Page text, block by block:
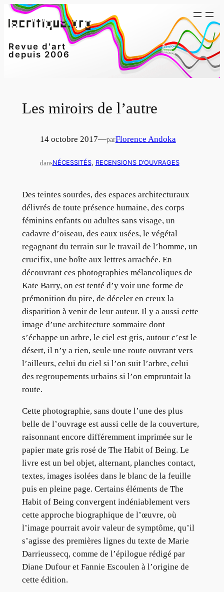
Aller
au
Revue d'art
depuis 2006
Les miroirs de l’autre
14 octobre 2017—parFlorence Andoka
dansNÉCESSITÉS, RECENSIONS D’OUVRAGES
Des teintes sourdes, des espaces architecturaux
délivrés de toute présence humaine, des corps
féminins enfants ou adultes sans visage, un
cadavre d’oiseau, des eaux usées, le végétal
regagnant du terrain sur le travail de l’homme, un
crucifix, une boîte aux lettres arrachée. En
découvrant ces photographies mélancoliques de
Kate Barry, on est tenté d’y voir une forme de
prémonition du pire, de déceler en creux la
disparition à venir de leur auteur. Il y a aussi cette
image d’une architecture sommaire dont
s’échappe un arbre, le ciel est gris, autour c’est le
désert, il n’y a rien, seule une route ouvrant vers
l’ailleurs, celui du ciel si l’on suit l’arbre, celui
des regroupements urbains si l’on empruntait la
route.
Cette photographie, sans doute l’une des plus
belle de l’ouvrage est aussi celle de la couverture,
raisonnant encore différemment imprimée sur le
papier mate gris rosé de The Habit of Being. Le
livre est un bel objet, alternant, planches contact,
textes, images isolées dans le blanc de la feuille
puis en pleine page. Certains éléments de The
Habit of Being convergent indéniablement vers
cette approche biographique de l’œuvre, où
l’image pourrait avoir valeur de symptôme, qu’il
s’agisse des premières lignes du texte de Marie
Darrieussecq, comme de l’épilogue rédigé par
Diane Dufour et Fannie Escoulen à l’origine de
cette édition.